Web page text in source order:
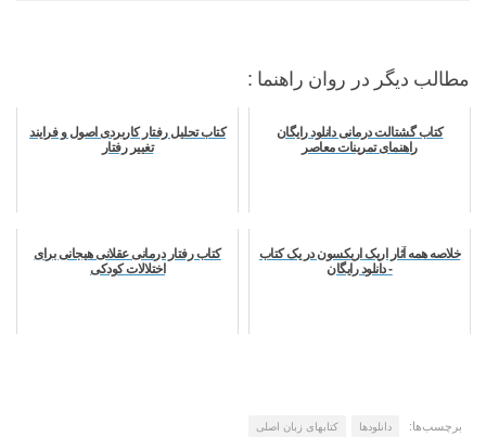
مطالب دیگر در روان راهنما :
کتاب گشتالت درمانی دانلود رایگان
راهنمای تمرینات معاصر
کتاب تحلیل رفتار کاربردی اصول و فرایند
تغییر رفتار
خلاصه همه آثار اریک اریکسون در یک کتاب
- دانلود رایگان
کتاب رفتار درمانی عقلانی هیجانی برای
اختلالات کودکی
برچسب‌ها: دانلودها کتابهای زبان اصلی